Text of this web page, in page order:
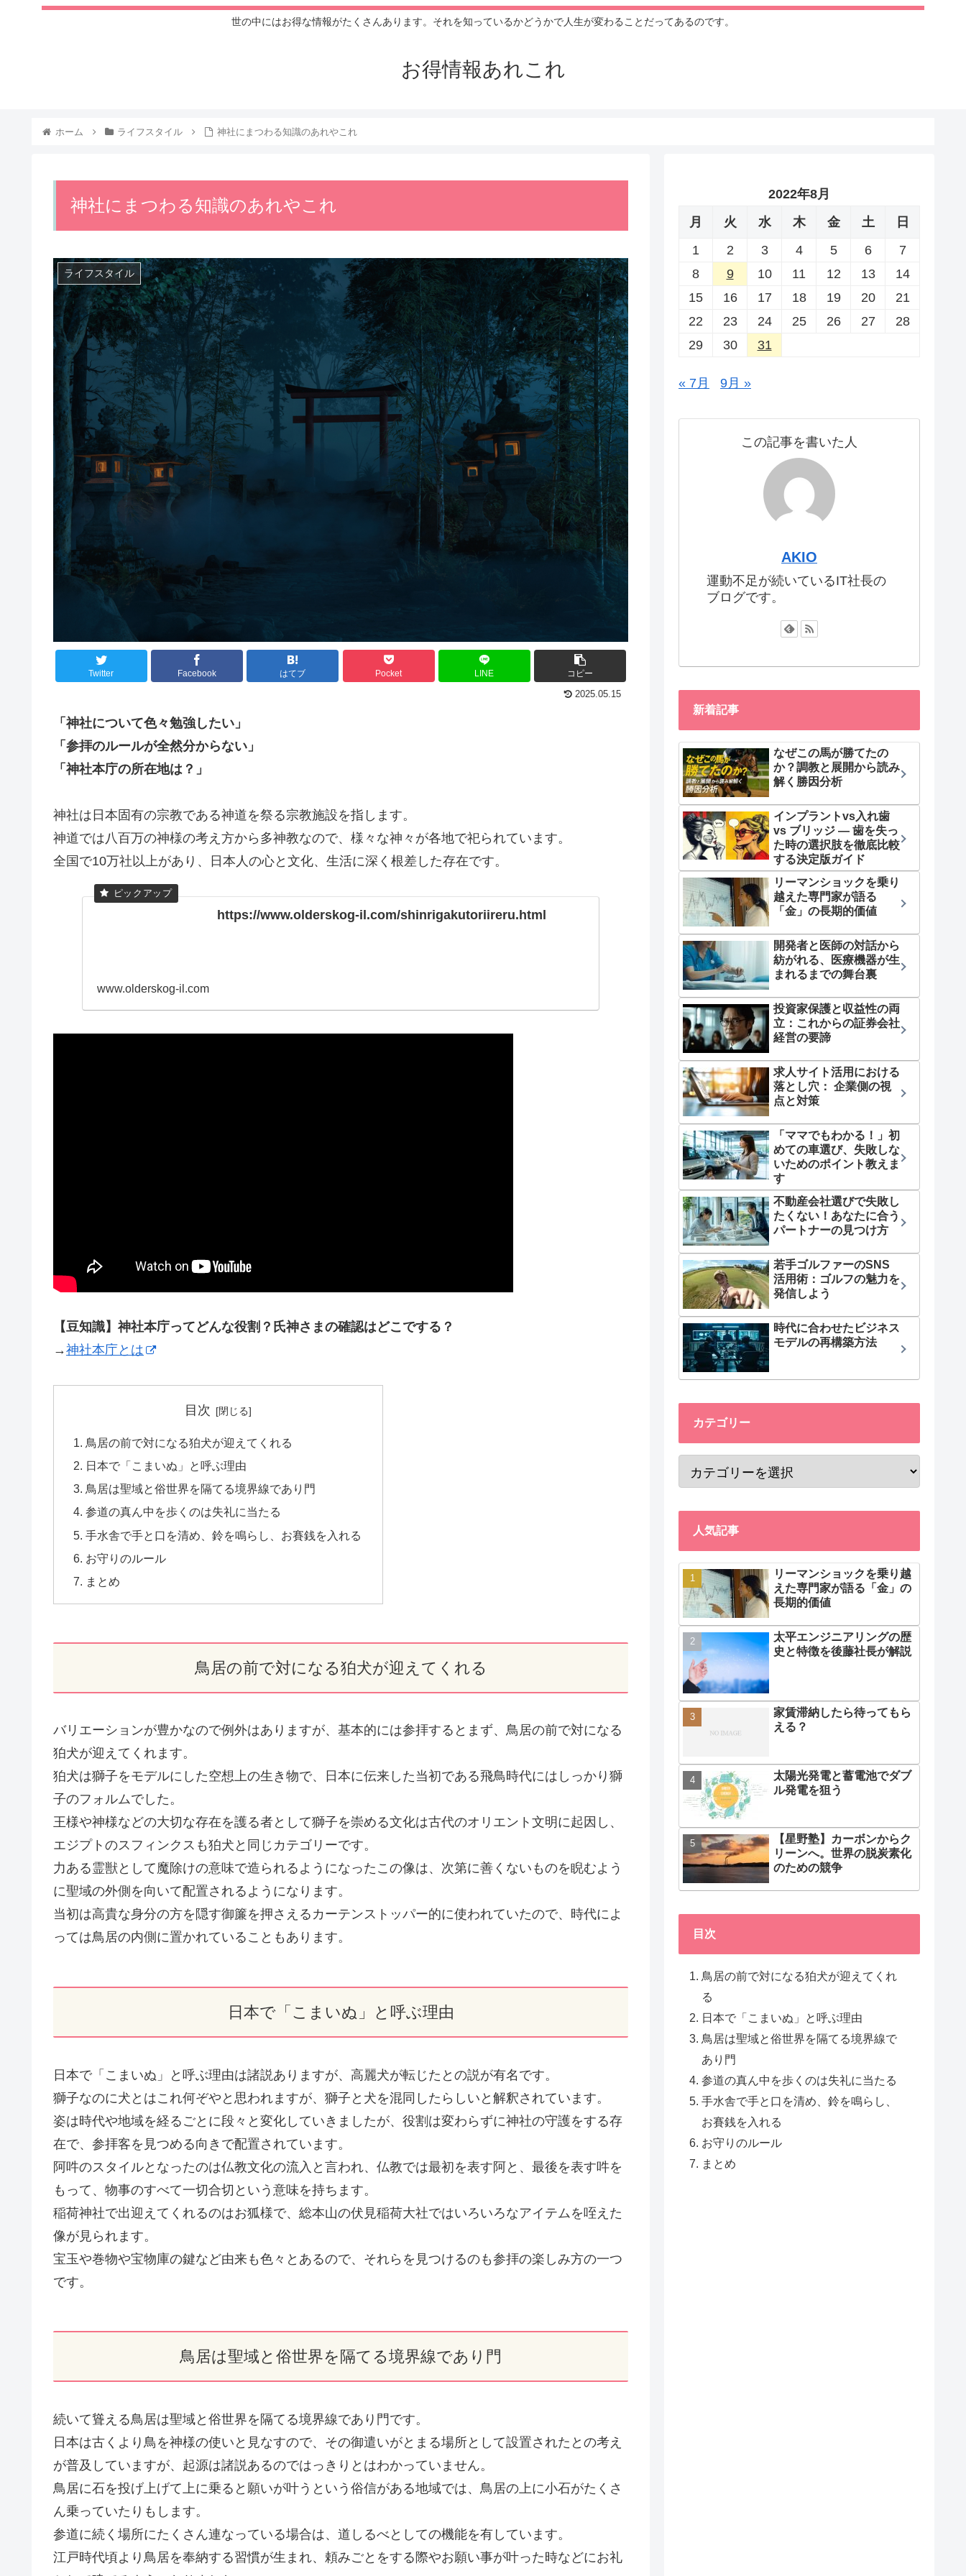
世の中にはお得な情報がたくさんあります。それを知っているかどうかで人生が変わることだってあるのです。
お得情報あれこれ
ホーム ライフスタイル 神社にまつわる知識のあれやこれ
神社にまつわる知識のあれやこれ
ライフスタイル
Twitter Facebook はてブ Pocket LINE コピー
2025.05.15
「神社について色々勉強したい」
「参拝のルールが全然分からない」
「神社本庁の所在地は？」
神社は日本固有の宗教である神道を祭る宗教施設を指します。
神道では八百万の神様の考え方から多神教なので、様々な神々が各地で祀られています。
全国で10万社以上があり、日本人の心と文化、生活に深く根差した存在です。
https://www.olderskog-il.com/shinrigakutoriireru.html
www.olderskog-il.com
【豆知識】神社本庁ってどんな役割？氏神さまの確認はどこでする？
→神社本庁とは
目次
鳥居の前で対になる狛犬が迎えてくれる
日本で「こまいぬ」と呼ぶ理由
鳥居は聖域と俗世界を隔てる境界線であり門
参道の真ん中を歩くのは失礼に当たる
手水舎で手と口を清め、鈴を鳴らし、お賽銭を入れる
お守りのルール
まとめ
鳥居の前で対になる狛犬が迎えてくれる
バリエーションが豊かなので例外はありますが、基本的には参拝するとまず、鳥居の前で対になる
狛犬が迎えてくれます。
狛犬は獅子をモデルにした空想上の生き物で、日本に伝来した当初である飛鳥時代にはしっかり獅
子のフォルムでした。
王様や神様などの大切な存在を護る者として獅子を崇める文化は古代のオリエント文明に起因し、
エジプトのスフィンクスも狛犬と同じカテゴリーです。
力ある霊獣として魔除けの意味で造られるようになったこの像は、次第に善くないものを睨むよう
に聖域の外側を向いて配置されるようになります。
当初は高貴な身分の方を隠す御簾を押さえるカーテンストッパー的に使われていたので、時代によ
っては鳥居の内側に置かれていることもあります。
日本で「こまいぬ」と呼ぶ理由
日本で「こまいぬ」と呼ぶ理由は諸説ありますが、高麗犬が転じたとの説が有名です。
獅子なのに犬とはこれ何ぞやと思われますが、獅子と犬を混同したらしいと解釈されています。
姿は時代や地域を経るごとに段々と変化していきましたが、役割は変わらずに神社の守護をする存
在で、参拝客を見つめる向きで配置されています。
阿吽のスタイルとなったのは仏教文化の流入と言われ、仏教では最初を表す阿と、最後を表す吽を
もって、物事のすべて一切合切という意味を持ちます。
稲荷神社で出迎えてくれるのはお狐様で、総本山の伏見稲荷大社ではいろいろなアイテムを咥えた
像が見られます。
宝玉や巻物や宝物庫の鍵など由来も色々とあるので、それらを見つけるのも参拝の楽しみ方の一つ
です。
鳥居は聖域と俗世界を隔てる境界線であり門
続いて聳える鳥居は聖域と俗世界を隔てる境界線であり門です。
日本は古くより鳥を神様の使いと見なすので、その御遣いがとまる場所として設置されたとの考え
が普及していますが、起源は諸説あるのではっきりとはわかっていません。
鳥居に石を投げ上げて上に乗ると願いが叶うという俗信がある地域では、鳥居の上に小石がたくさ
ん乗っていたりもします。
参道に続く場所にたくさん連なっている場合は、道しるべとしての機能を有しています。
江戸時代頃より鳥居を奉納する習慣が生まれ、頼みごとをする際やお願い事が叶った時などにお礼
2022年8月
月
火 水 木 金 土
日
1
2 3 4 5 6
7
8
9 10 11 12 13
14
15
16 17 18 19 20
21
22
23 24 25 26 27
28
29
30 31
« 7月 9月 »
この記事を書いた人
AKIO
運動不足が続いているIT社長の
ブログです。
新着記事
なぜこの馬が勝てたの
か？調教と展開から読み
解く勝因分析
インプラントvs入れ歯
vs ブリッジ — 歯を失っ
た時の選択肢を徹底比較
する決定版ガイド
リーマンショックを乗り
越えた専門家が語る
「金」の長期的価値
開発者と医師の対話から
紡がれる、医療機器が生
まれるまでの舞台裏
投資家保護と収益性の両
立：これからの証券会社
経営の要諦
求人サイト活用における
落とし穴： 企業側の視
点と対策
「ママでもわかる！」初
めての車選び、失敗しな
いためのポイント教えま
す
不動産会社選びで失敗し
たくない！あなたに合う
パートナーの見つけ方
若手ゴルファーのSNS
活用術：ゴルフの魅力を
発信しよう
時代に合わせたビジネス
モデルの再構築方法
カテゴリー
人気記事
リーマンショックを乗り越
えた専門家が語る「金」の
長期的価値
太平エンジニアリングの歴
史と特徴を後藤社長が解説
家賃滞納したら待ってもら
える？
太陽光発電と蓄電池でダブ
ル発電を狙う
【星野塾】カーボンからク
リーンへ。世界の脱炭素化
のための競争
目次
鳥居の前で対になる狛犬が迎えてくれ
る
日本で「こまいぬ」と呼ぶ理由
鳥居は聖域と俗世界を隔てる境界線で
あり門
参道の真ん中を歩くのは失礼に当たる
手水舎で手と口を清め、鈴を鳴らし、
お賽銭を入れる
お守りのルール
まとめ